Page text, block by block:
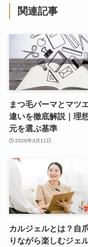
関連記事
まつ毛パーマとマツ
違いを徹底解説｜理
元を選ぶ基準
2026年3月11日
カルジェルとは？自
りながら楽しむジェ